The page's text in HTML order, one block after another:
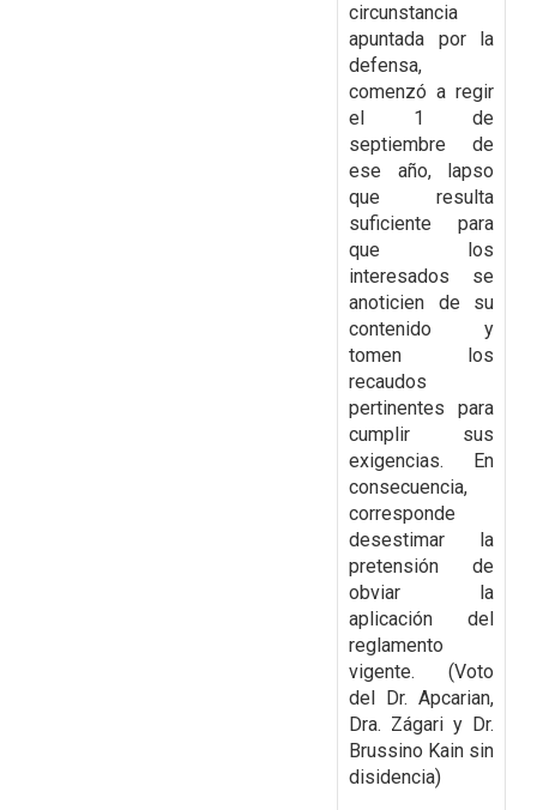
circunstancia
apuntada por la
defensa,
comenzó a regir
el 1 de
septiembre de
ese año, lapso
que resulta
suficiente para
que los
interesados se
anoticien de su
contenido y
tomen los
recaudos
pertinentes para
cumplir sus
exigencias. En
consecuencia,
corresponde
desestimar la
pretensión de
obviar la
aplicación del
reglamento
vigente. (Voto
del Dr. Apcarian,
Dra. Zágari y Dr.
Brussino Kain sin
disidencia)